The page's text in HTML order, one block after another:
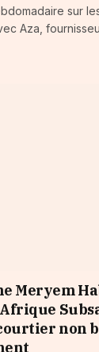
sur
Aza,
Meryem
non